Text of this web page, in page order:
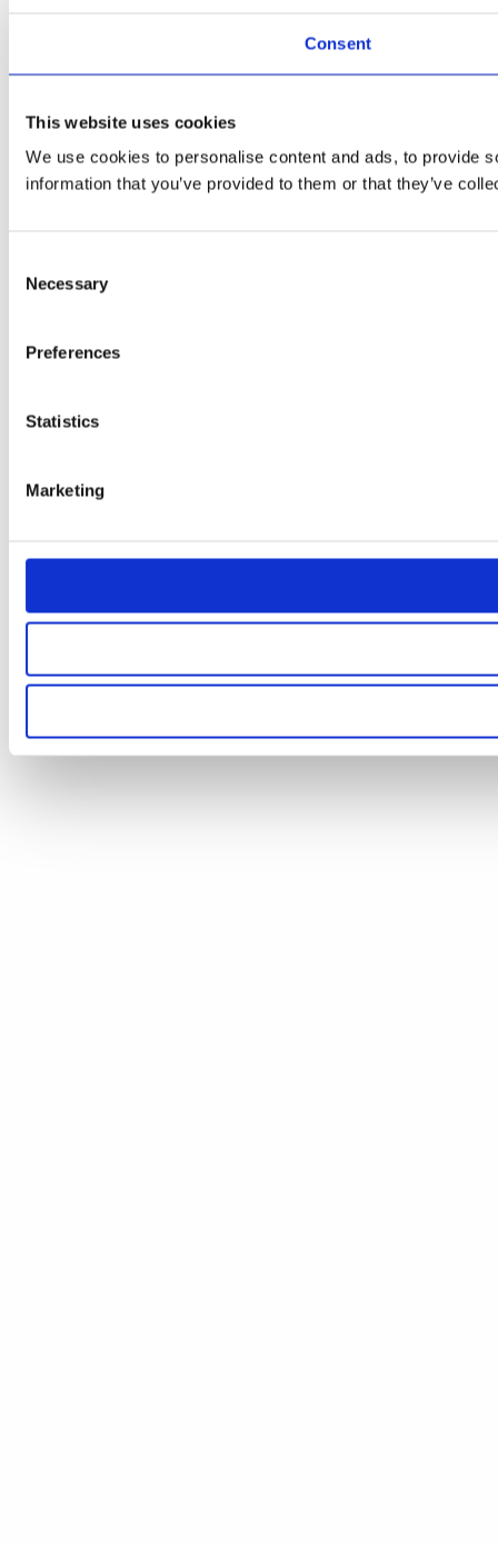
Consent
This website uses cookies
We use cookies to personalise content and ads, to provide
information that you’ve provided to them or that they’ve
Selection
Necessary
Preferences
Statistics
Marketing